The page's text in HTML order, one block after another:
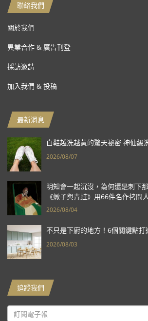
聯絡我們
關於我們
異業合作 & 廣告刊登
採訪邀請
加入我們 & 投稿
最新消息
白鞋越洗越黃的驚天祕密 神仙級
2026/08/07
明知會一起沉沒，為何還是刺下
《蠍子與青蛙》用66件名作拷問
2026/08/04
不只是下廚的地方！6個關鍵點
2026/08/03
追蹤我們